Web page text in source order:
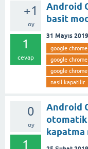
+1
oy
1
cevap
Android
basit
31 Mayıs 2019
google
google
google
nasil kapatilir
0
oy
1
Android
kapatma